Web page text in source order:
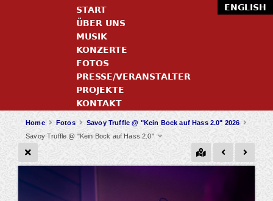
Home Fotos
Savoy Truffle @ "Kein Bock auf Hass 2.0" 2026
Savoy Truffle @ "Kein Bock auf Hass 2.0"
START
ÜBER UNS
MUSIK
KONZERTE
FOTOS
PRESSE/VERANSTALTER
PROJEKTE
KONTAKT
ENGLISH